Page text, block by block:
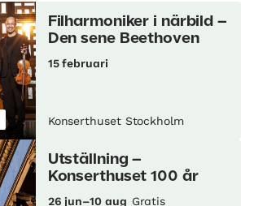
Filharmoniker i närbild –
Den sene Beethoven
15 februari
Konserthuset Stockholm
Utställning –
Konserthuset 100 år
26 jun–10 aug Gratis